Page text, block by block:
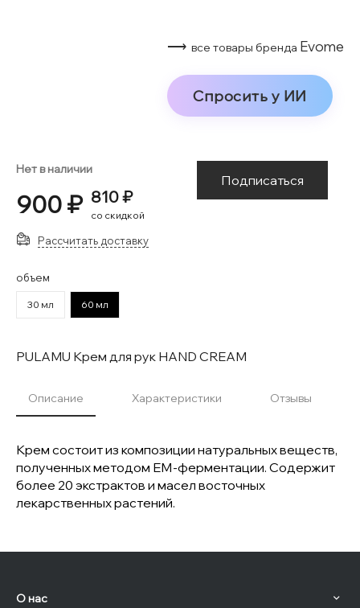
⟶ все товары бренда Evome
Спросить у ИИ
Нет в наличии
900 ₽ 810 ₽
со скидкой
Подписаться
Рассчитать доставку
объем
30 мл 60 мл
PULAMU Крем для рук HAND CREAM
Описание Характеристики Отзывы
Крем состоит из композиции натуральных веществ,
полученных методом ЕМ-ферментации. Содержит
более 20 экстрактов и масел восточных
лекарственных растений.
О нас